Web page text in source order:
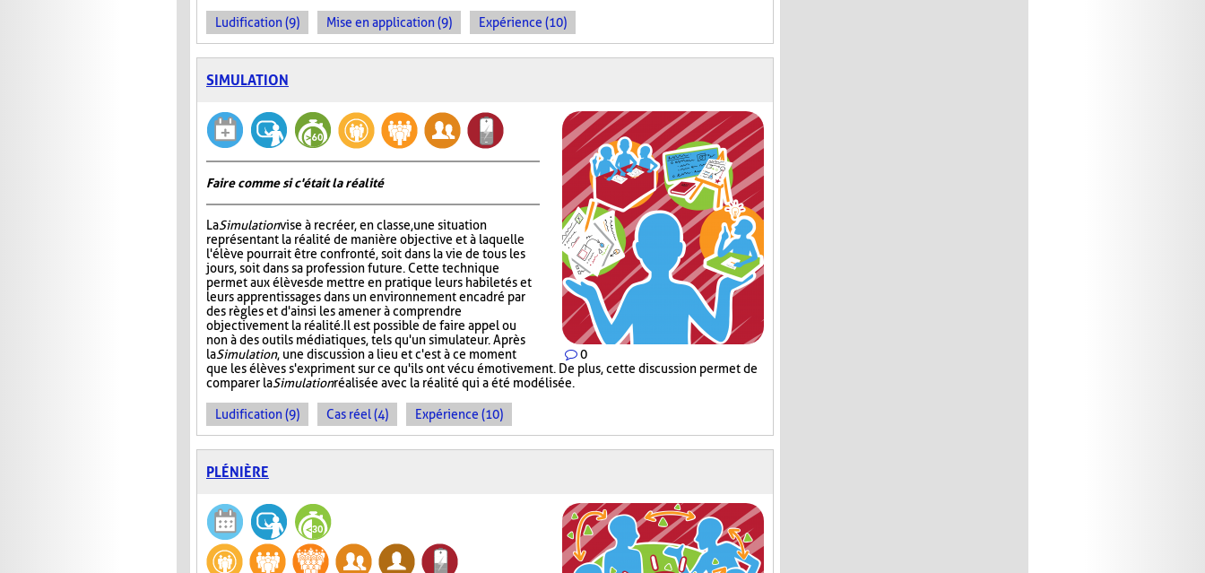
Ludification (9) Mise en application (9) Expérience (10)
SIMULATION
0
Faire comme si c'était la réalité
LaSimulationvise à recréer, en classe, une situation
représentant la réalité de manière objective et à laquelle
l'élève pourrait être confronté, soit dans la vie de tous les
jours, soit dans sa profession future. Cette technique
permet aux élèves de mettre en pratique leurs habiletés et
leurs apprentissages dans un environnement encadré par
des règles et d'ainsi les amener à comprendre
objectivement la réalité. Il est possible de faire appel ou
non à des outils médiatiques, tels qu'un simulateur. Après
laSimulation, une discussion a lieu et c'est à ce moment
que les élèves s'expriment sur ce qu'ils ont vécu émotivement. De plus, cette discussion permet de
comparer laSimulationréalisée avec la réalité qui a été modélisée.
Ludification (9) Cas réel (4) Expérience (10)
PLÉNIÈRE